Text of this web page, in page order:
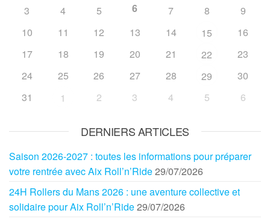
3
4 5 6 7 8
9
10
11 12 13 14 15
16
17
18 19 20 21 22
23
24
25 26 27 28 29
30
31
1 2 3 4 5 6
DERNIERS ARTICLES
Saison 2026-2027 : toutes les informations pour préparer
votre rentrée avec Aix Roll’n’Ride29/07/2026
24H Rollers du Mans 2026 : une aventure collective et
solidaire pour Aix Roll’n’Ride29/07/2026